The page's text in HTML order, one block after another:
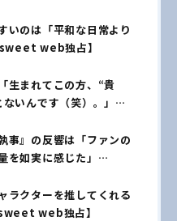
いのは「平和な日常より
web独占】
生まれてこの方、“貴
いんです（笑）。」
事』の反響は「ファンの
を如実に感じた」
ラクターを推してくれる
web独占】